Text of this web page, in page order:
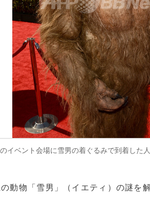
イベント会場に雪男の着ぐるみで到着した
の動物「雪男」（イエティ）の謎を